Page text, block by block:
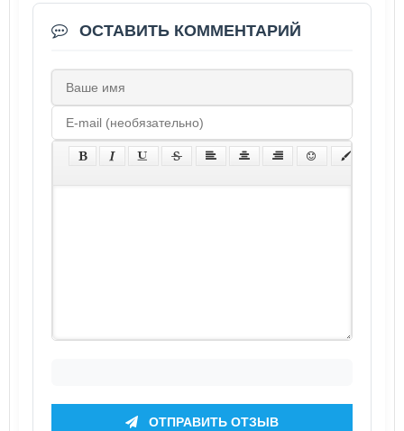
ОСТАВИТЬ КОММЕНТАРИЙ
ОТПРАВИТЬ ОТЗЫВ